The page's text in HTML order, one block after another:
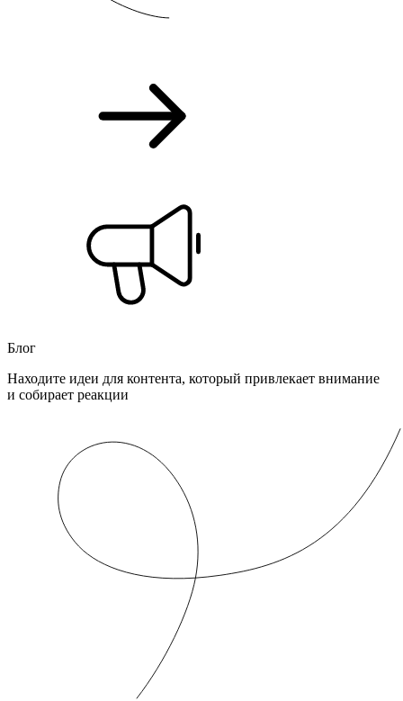
Блог
Находите идеи для контента, который привлекает внимание
и собирает реакции